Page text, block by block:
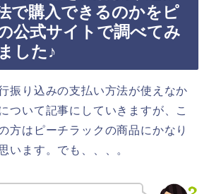
で購入できるのかをピ
公式サイトで調べてみ
した♪
振り込みの支払い方法が使えなか
ついて記事にしていきますが、こ
方はピーチラックの商品にかなり
います。でも、、、。